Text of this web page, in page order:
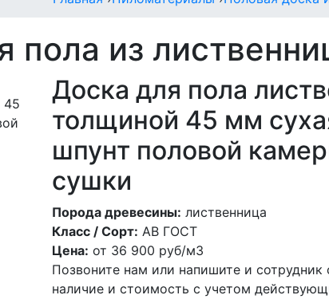
пола из
Доска для пола
толщиной 45 мм
шпунт половой
сушки
Порода древесины: лиственница
Класс / Сорт: АВ ГОСТ
Цена: от 36 900 руб/м3
Позвоните нам или напишите и сотрудник
наличие и стоимость с учетом